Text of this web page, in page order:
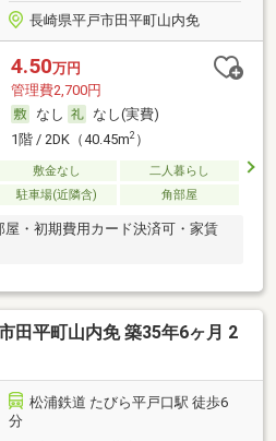
長崎県平戸市田平町山内免
4.50万円
管理費2,700円
なし
なし(実費)
1階 / 2DK（40.45m2）
敷金なし
二人暮らし
駐車場(近隣含) 角部屋
屋・初期費用カード決済可・家賃
田平町山内免 築35年6ヶ月 2
松浦鉄道 たびら平戸口駅 徒歩6
分